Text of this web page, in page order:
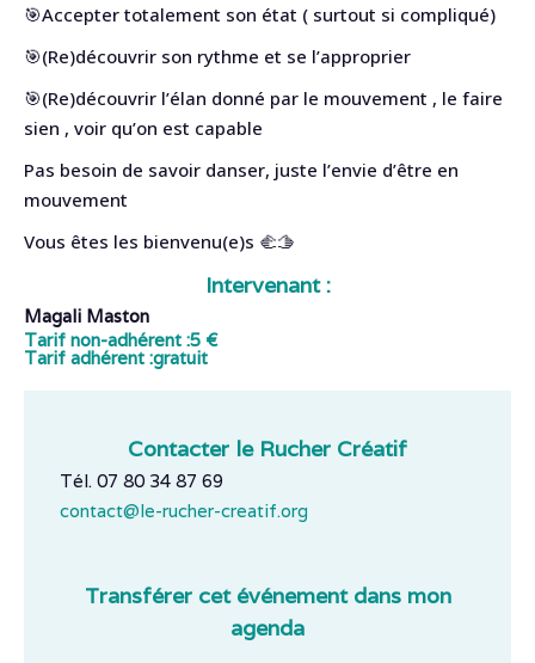
🎯Accepter totalement son état ( surtout si compliqué)
🎯(Re)découvrir son rythme et se l’approprier
🎯(Re)découvrir l’élan donné par le mouvement , le faire
sien , voir qu’on est capable
Pas besoin de savoir danser, juste l’envie d’être en
mouvement
Vous êtes les bienvenu(e)s 🫲🫱
Intervenant :
Magali Maston
Tarif non-adhérent :5 €
Tarif adhérent :gratuit
Contacter le Rucher Créatif
Tél. 07 80 34 87 69
contact@le-rucher-creatif.org
Transférer cet événement dans mon
agenda